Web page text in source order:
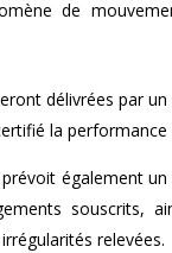
de
délivrées par
la
également
souscrits,
relevées.